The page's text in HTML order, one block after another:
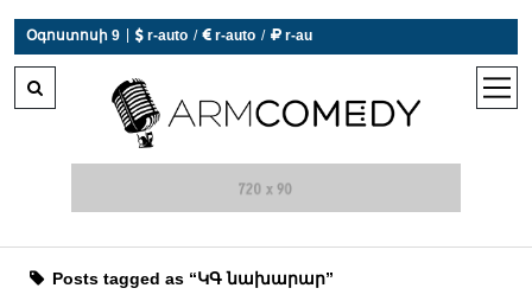
Օգոստոսի 9  r-auto /  r-auto /  r-au
open
Posts tagged as “ԿԳ նախարար”